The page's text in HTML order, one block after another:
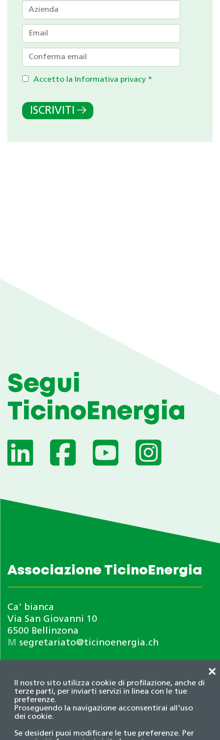
Il nostro sito utilizza cookie di profilazione, anche di
terze parti, per inviarti servizi in linea con le tue
preferenze.
Proseguendo la navigazione acconsentirai all'uso
dei cookie.
Se desideri puoi modificare le tue preferenze. Per
❌
Accetto la Informativa privacy *
ISCRIVITI
Segui
TicinoEnergia
Associazione TicinoEnergia
Ca' bianca
Via San Giovanni 10
6500 Bellinzona
M segretariato@ticinoenergia.ch
Informativa privacy
© 2026 Associazione TicinoEnergia. Tutti i diritti